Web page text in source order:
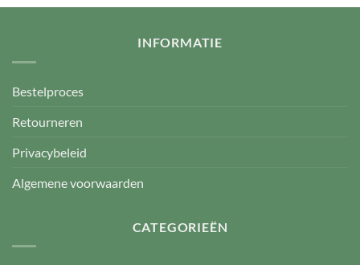
INFORMATIE
Bestelproces
Retourneren
Privacybeleid
Algemene voorwaarden
CATEGORIEËN